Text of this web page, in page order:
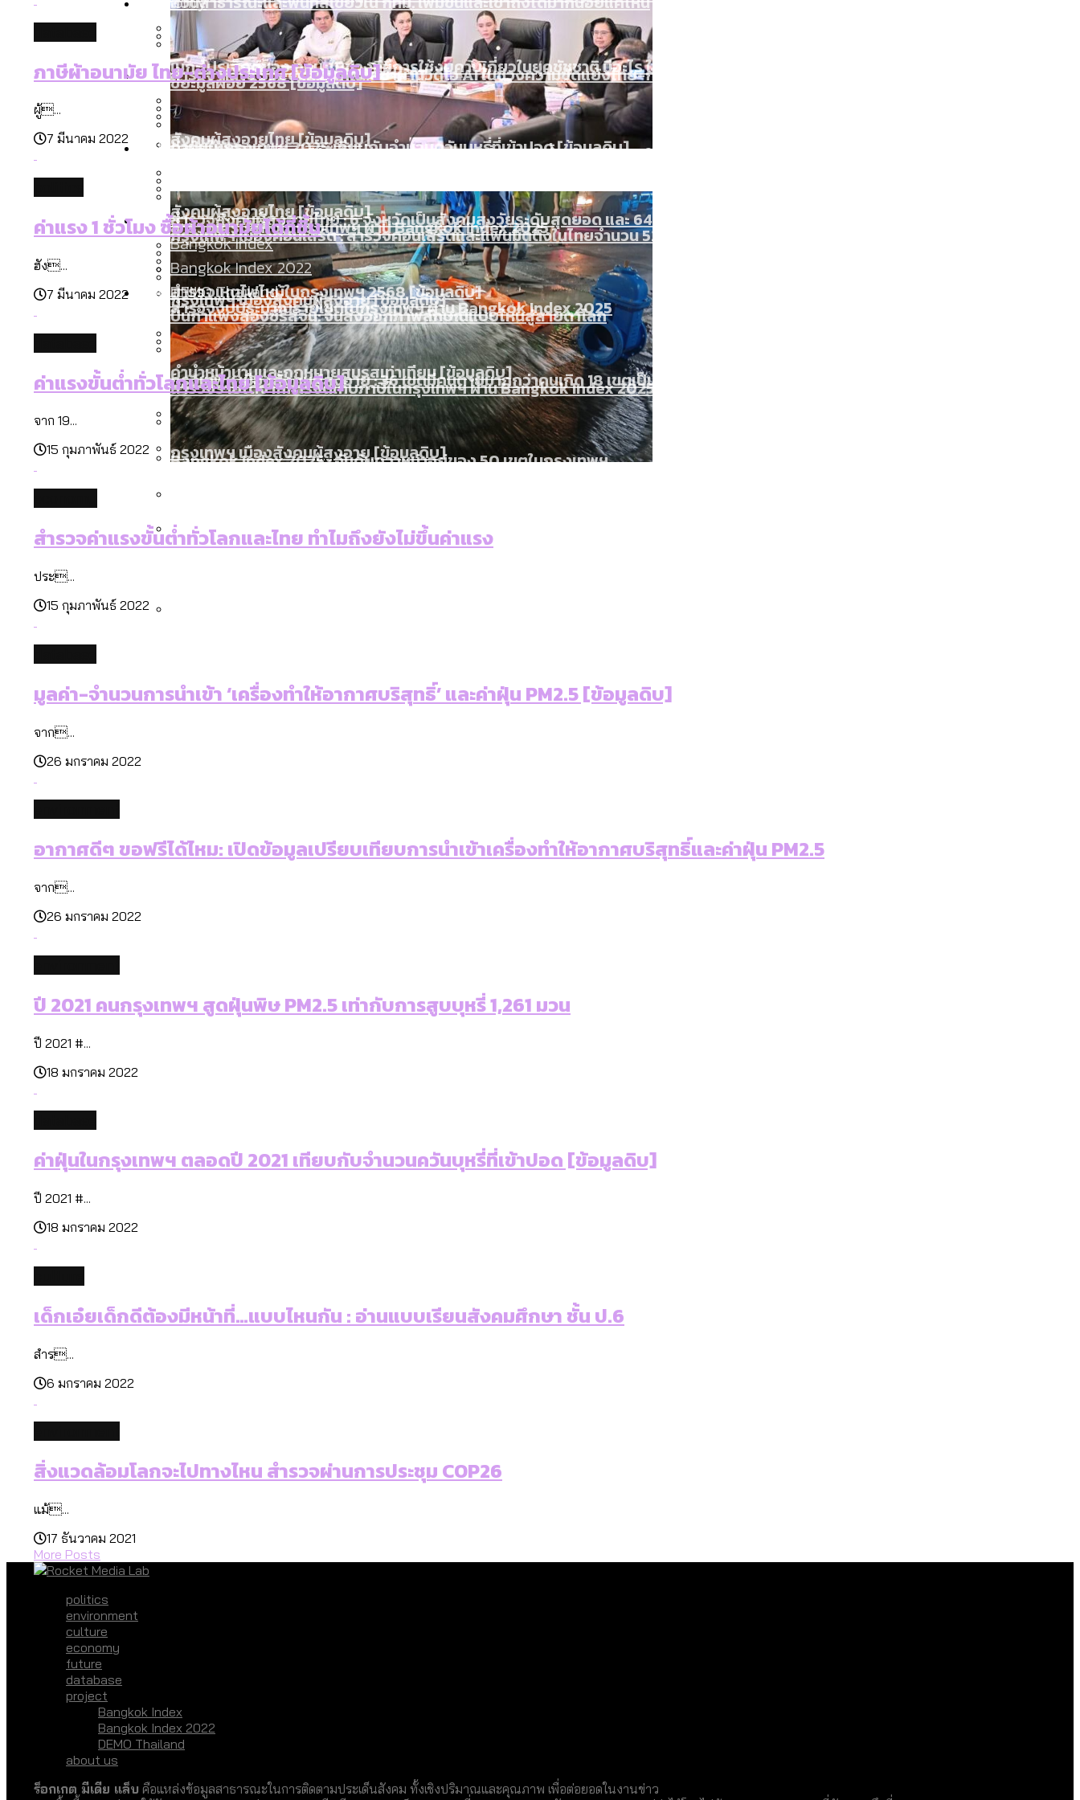
ขยะมูลฝอย 2568 [ข้อมูลดิบ]
สำรวจ Hate Speech ที่ถูกผลิตซ้ำผ่านวิดีโอ AI ในช่วงความขัดแย้งไทย-กัมพูชา [ข้อมูลดิบ]
ความเกลียดชังที่ขายได้ : สำรวจ Hate Speech ที่ถูกผลิตซ้ำผ่านวิดีโอ AI ในช่วงความขัดแย้งไทย-กัมพูชา
กรุงเทพฯ เมืองคอนเสิร์ต : สำรวจคอนเสิร์ตและแฟนมีตติ้งในไทยจำนวน 526 งาน ตั้งแต่ปี 2023-2024
ปีนกำแพงส่องซีรีส์จีน: จีนส่งออกภาพลักษณ์แบบไหนสู่สายตาโลก
เมกะโปรเจ็กต์ของ กทม. ในช่วงที่มีการใช้งบคาบเกี่ยวในยุคชัชชาติ มีอะไร ใช้งบแค่ไหน
ค่าฝุ่นในกรุงเทพฯ 2025 เทียบกับจำนวนควันบุหรี่ที่เข้าปอด [ข้อมูลดิบ]
สำรวจเศรษฐกิจในกรุงเทพฯ ผ่าน Bangkok Index 2025
สำรวจงบประมาณรายเขตในกรุงเทพฯ ผ่าน Bangkok Index 2025
สำรวจรายได้จากการจัดเก็บภาษีในกรุงเทพฯ ผ่าน Bangkok Index 2025
Future
สังคมผู้สูงอายุไทย [ข้อมูลดิบ]
สำรวจสังคมผู้สูงอายุไทย : 6 จังหวัดเป็นสังคมสูงวัยระดับสุดยอด และ 64 จังหวัดที่ตายมากกว่าเกิด
กรุงเทพฯ เมืองสังคมผู้สูงอายุ [ข้อมูลดิบ]
กรุงเทพฯ เมืองสังคมผู้สูงอายุ : 36 เขตมีคนตายมากกว่าคนเกิด 18 เขตเป็นสังคมผู้สูงอายุระดับสุดยอด
Bangkok Index 2025 : อันดับความน่าอยู่ของ 50 เขตในกรุงเทพฯ
Database
สังคมผู้สูงอายุไทย [ข้อมูลดิบ]
สำรวจเหตุไฟไหม้ในกรุงเทพฯ 2568 [ข้อมูลดิบ]
คำนำหน้านามและกฎหมายสมรสเท่าเทียม [ข้อมูลดิบ]
กรุงเทพฯ เมืองสังคมผู้สูงอายุ [ข้อมูลดิบ]
สวนสาธารณะและพื้นที่สีเขียวใน กทม. [ข้อมูลดิบ]
Project
Bangkok Index
Bangkok Index 2022
DEMO Thailand
About Us
ภาษีผ้าอนามัย ไทย-ต่างประเทศ [ข้อมูลดิบ]
ผู้...
7 มีนาคม 2022
ค่าแรง 1 ชั่วโมง ซื้อผ้าอนามัยได้กี่ชิ้น
ฮัง...
7 มีนาคม 2022
ค่าแรงขั้นต่ำทั่วโลกและไทย [ข้อมูลดิบ]
จาก 19...
15 กุมภาพันธ์ 2022
สำรวจค่าแรงขั้นต่ำทั่วโลกและไทย ทำไมถึงยังไม่ขึ้นค่าแรง
ประ...
15 กุมภาพันธ์ 2022
มูลค่า-จำนวนการนำเข้า ‘เครื่องทำให้อากาศบริสุทธิ์’ และค่าฝุ่น PM2.5 [ข้อมูลดิบ]
จาก...
26 มกราคม 2022
อากาศดีๆ ขอฟรีได้ไหม: เปิดข้อมูลเปรียบเทียบการนำเข้าเครื่องทำให้อากาศบริสุทธิ์และค่าฝุ่น PM2.5
จาก...
26 มกราคม 2022
ปี 2021 คนกรุงเทพฯ สูดฝุ่นพิษ PM2.5 เท่ากับการสูบบุหรี่ 1,261 มวน
ปี 2021 #...
18 มกราคม 2022
ค่าฝุ่นในกรุงเทพฯ ตลอดปี 2021 เทียบกับจำนวนควันบุหรี่ที่เข้าปอด [ข้อมูลดิบ]
ปี 2021 #...
18 มกราคม 2022
เด็กเอ๋ยเด็กดีต้องมีหน้าที่…แบบไหนกัน : อ่านแบบเรียนสังคมศึกษา ชั้น ป.6
สำร...
6 มกราคม 2022
สิ่งแวดล้อมโลกจะไปทางไหน สำรวจผ่านการประชุม COP26
แม้...
17 ธันวาคม 2021
More Posts
politics
environment
culture
economy
future
database
project
Bangkok Index
Bangkok Index 2022
DEMO Thailand
about us
ร็อกเกต มีเดีย แล็บ คือแหล่งข้อมูลสาธารณะในการติดตามประเด็นสังคม ทั้งเชิงปริมาณและคุณภาพ เพื่อต่อยอดในงานข่าว